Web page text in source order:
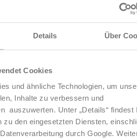
Details Über
Cookies
und ähnliche Technologien, um
Inhalte zu verbessern und
auszuwerten. Unter „Details“ findest
zu den eingesetzten Diensten,
durch Google.